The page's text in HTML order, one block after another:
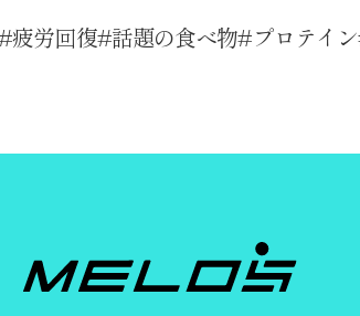
疲労回復 話題の食べ物 プロテイン